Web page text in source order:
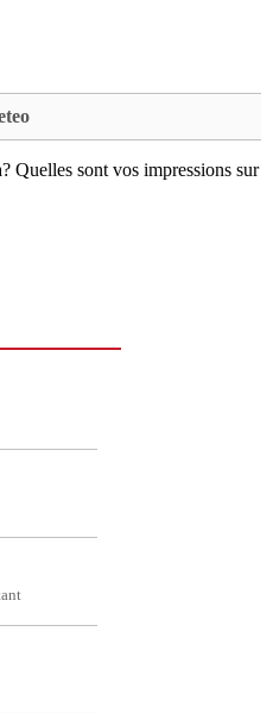
? Quelles sont vos impressions sur